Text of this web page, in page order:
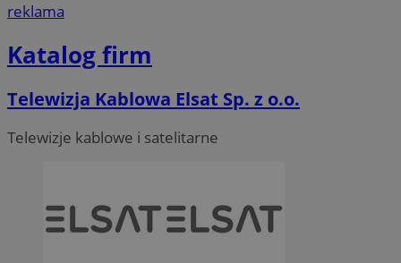
reklama
Katalog firm
Telewizja Kablowa Elsat Sp. z o.o.
Telewizje kablowe i satelitarne